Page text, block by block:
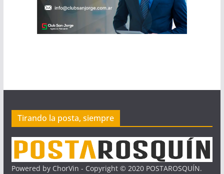
Tirando la posta, siempre
Powered by ChorVin - Copyright © 2020 POSTAROSQUÍN.